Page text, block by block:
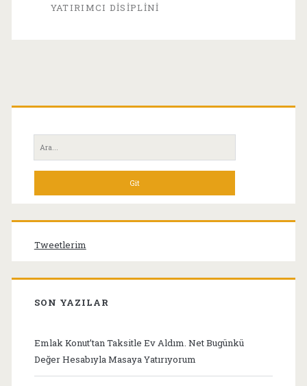
Disiplini
YATIRIMCI DISIPLINI
Birincil
Yan
Menü
Ara:
Tweetlerim
SON YAZILAR
Emlak Konut’tan Taksitle Ev Aldım. Net Bugünkü
Değer Hesabıyla Masaya Yatırıyorum